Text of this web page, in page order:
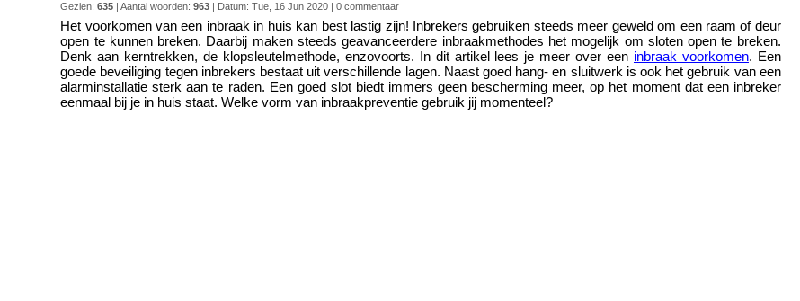
Gezien:635 | Aantal woorden:963 | Datum:Tue, 16 Jun 2020 | 0 commentaar
Het voorkomen van een inbraak in huis kan best lastig zijn! Inbrekers gebruiken steeds meer geweld om een raam of deur
open te kunnen breken. Daarbij maken steeds geavanceerdere inbraakmethodes het mogelijk om sloten open te breken.
Denk aan kerntrekken, de klopsleutelmethode, enzovoorts. In dit artikel lees je meer over een inbraak voorkomen. Een
goede beveiliging tegen inbrekers bestaat uit verschillende lagen. Naast goed hang- en sluitwerk is ook het gebruik van een
alarminstallatie sterk aan te raden. Een goed slot biedt immers geen bescherming meer, op het moment dat een inbreker
eenmaal bij je in huis staat. Welke vorm van inbraakpreventie gebruik jij momenteel?